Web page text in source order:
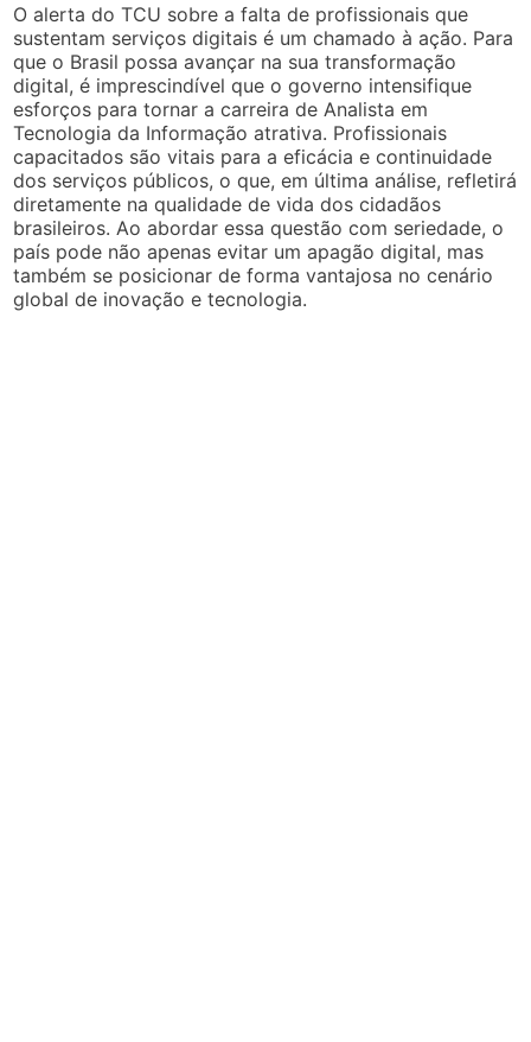
O alerta do TCU sobre a falta de profissionais que
sustentam serviços digitais é um chamado à ação. Para
que o Brasil possa avançar na sua transformação
digital, é imprescindível que o governo intensifique
esforços para tornar a carreira de Analista em
Tecnologia da Informação atrativa. Profissionais
capacitados são vitais para a eficácia e continuidade
dos serviços públicos, o que, em última análise, refletirá
diretamente na qualidade de vida dos cidadãos
brasileiros. Ao abordar essa questão com seriedade, o
país pode não apenas evitar um apagão digital, mas
também se posicionar de forma vantajosa no cenário
global de inovação e tecnologia.